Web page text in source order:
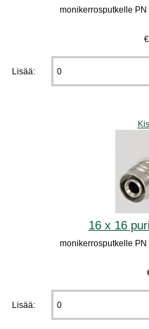
monikerrosputkelle PN
Lisää:
16 x 16
monikerrosputkelle PN
Lisää: